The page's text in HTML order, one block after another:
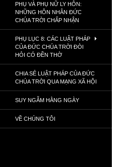
PHỤ VÀ PHỤ NỮ LY HÔN:
NHỮNG HÔN NHÂN ĐỨC
CHÚA TRỜI CHẤP NHẬN
PHỤ LỤC 8: CÁC LUẬT PHÁP
CỦA ĐỨC CHÚA TRỜI ĐÒI
HỎI CÓ ĐỀN THỜ
CHIA SẺ LUẬT PHÁP CỦA ĐỨC
CHÚA TRỜI QUA MẠNG XÃ HỘI
SUY NGẪM HẰNG NGÀY
VỀ CHÚNG TÔI